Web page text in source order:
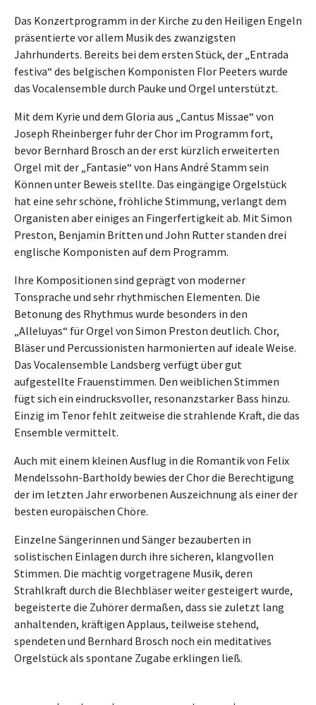
Das Konzertprogramm in der Kirche zu den Heiligen Engeln
präsentierte vor allem Musik des zwanzigsten
Jahrhunderts. Bereits bei dem ersten Stück, der „Entrada
festiva“ des belgischen Komponisten Flor Peeters wurde
das Vocalensemble durch Pauke und Orgel unterstützt.
Mit dem Kyrie und dem Gloria aus „Cantus Missae“ von
Joseph Rheinberger fuhr der Chor im Programm fort,
bevor Bernhard Brosch an der erst kürzlich erweiterten
Orgel mit der „Fantasie“ von Hans André Stamm sein
Können unter Beweis stellte. Das eingängige Orgelstück
hat eine sehr schöne, fröhliche Stimmung, verlangt dem
Organisten aber einiges an Fingerfertigkeit ab. Mit Simon
Preston, Benjamin Britten und John Rutter standen drei
englische Komponisten auf dem Programm.
Ihre Kompositionen sind geprägt von moderner
Tonsprache und sehr rhythmischen Elementen. Die
Betonung des Rhythmus wurde besonders in den
„Alleluyas“ für Orgel von Simon Preston deutlich. Chor,
Bläser und Percussionisten harmonierten auf ideale Weise.
Das Vocalensemble Landsberg verfügt über gut
aufgestellte Frauenstimmen. Den weiblichen Stimmen
fügt sich ein eindrucksvoller, resonanzstarker Bass hinzu.
Einzig im Tenor fehlt zeitweise die strahlende Kraft, die das
Ensemble vermittelt.
Auch mit einem kleinen Ausflug in die Romantik von Felix
Mendelssohn-Bartholdy bewies der Chor die Berechtigung
der im letzten Jahr erworbenen Auszeichnung als einer der
besten europäischen Chöre.
Einzelne Sängerinnen und Sänger bezauberten in
solistischen Einlagen durch ihre sicheren, klangvollen
Stimmen. Die mächtig vorgetragene Musik, deren
Strahlkraft durch die Blechbläser weiter gesteigert wurde,
begeisterte die Zuhörer dermaßen, dass sie zuletzt lang
anhaltenden, kräftigen Applaus, teilweise stehend,
spendeten und Bernhard Brosch noch ein meditatives
Orgelstück als spontane Zugabe erklingen ließ.